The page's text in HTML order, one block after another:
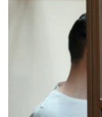
пошуку
ВСЕ ЗА ДЕНЬ
СПЕЦПРОЕКТИ
ДЕПОРТАЦІЯ
ВІДЕОУРОКИ
ЯК ОБІЙТИ
Русский